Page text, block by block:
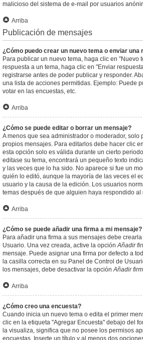
malicioso del sistema de e-mail por usuarios
Arriba
Publicación de mensajes
¿Cómo puedo crear un nuevo tema o enviar una
Para publicar un nuevo tema, haga clic en "Nuevo
respuesta a un tema, haga clic en "Enviar
registrarse antes de poder publicar y responder.
una lista de acciones permitidas. Ejemplo: Puede
votar en las encuestas, etc.
Arriba
¿Cómo se puede editar o borrar un mensaje?
A menos que sea administrador o moderador, solo
propios mensajes. Para editarlos debe hacer clic
esta opción solo es válida durante un cierto
editase su tema, encontrará un pequeño texto
y las veces que lo ha sido. No aparece si fue un
quién lo editó, aunque la mayoría de las veces el
usuario y la causa de la edición. Los usuarios
temas después de que alguien haya respondido al
Arriba
¿Cómo se puede añadir una firma a mi mensaje?
Para añadir una firma a sus mensajes debe
Usuario. Una vez creada, active la opciónAñadir
mensaje. Puede asignar una firma por defecto a
la casilla correcta en su Panel de Control de
los mensajes, debe desactivar la opciónAñadir
Arriba
¿Cómo creo una encuesta?
Cuando inicia un nuevo tema o edita el primer
clic en la etiqueta "Agregar Encuesta" debajo del
la visualiza, significa que no posee los permisos
encuestas. Inserte un título y al menos dos